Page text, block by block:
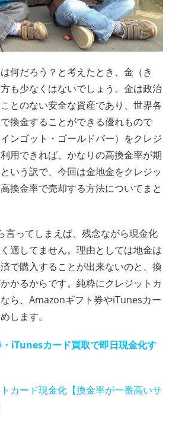
何だろう？と考えたとき、金（き
も少なくはないでしょう。金は政治
とのない安全な資産であり、世界各
換金することができる優れもので
ンゴット・ゴールドバー）をクレジ
用できれば、かなりの高換金率が期
いう訳で、今回は金地金をクレジッ
換金率で売却する方法についてまと
言ってしまえば、残念ながら現金化
適してません。理由としては地金は
で購入することが出来ないのと、換
かるからです。純粋にクレジットカ
ら、Amazonギフト券やiTunesカー
します。
iTunesカード買取で即日現金化す
カード現金化【換金率が一番高いサ